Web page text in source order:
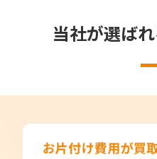
当社が選ば